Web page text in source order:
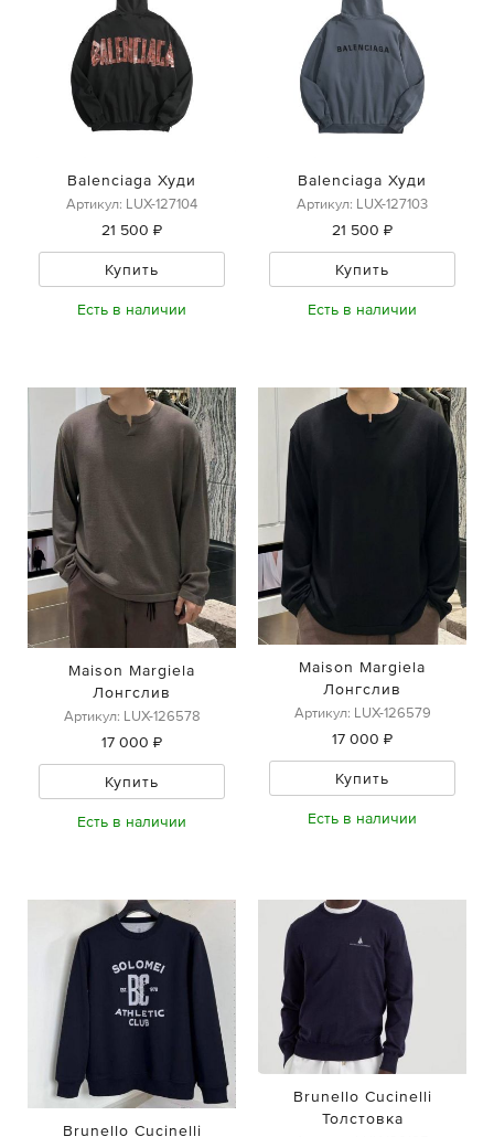
Balenciaga Худи
Артикул: LUX-127104
21 500 ₽
Купить
Есть в наличии
Balenciaga Худи
Артикул: LUX-127103
21 500 ₽
Купить
Есть в наличии
Maison Margiela
Лонгслив
Артикул: LUX-126578
17 000 ₽
Купить
Есть в наличии
Maison Margiela
Лонгслив
Артикул: LUX-126579
17 000 ₽
Купить
Есть в наличии
Brunello Cucinelli
Brunello Cucinelli
Толстовка